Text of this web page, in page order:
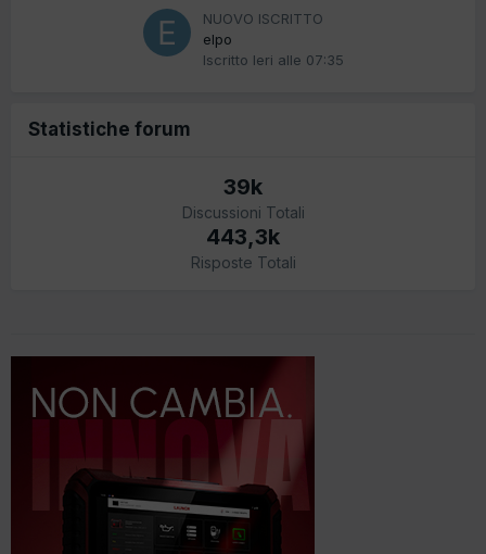
NUOVO ISCRITTO
elpo
Iscritto Ieri alle 07:35
Statistiche forum
39k
Discussioni Totali
443,3k
Risposte Totali